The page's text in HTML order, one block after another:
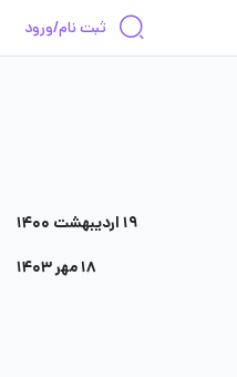
ثبت نام/ورود
۱۹ اردیبهشت ۱۴۰۰
۱۸ مهر ۱۴۰۳